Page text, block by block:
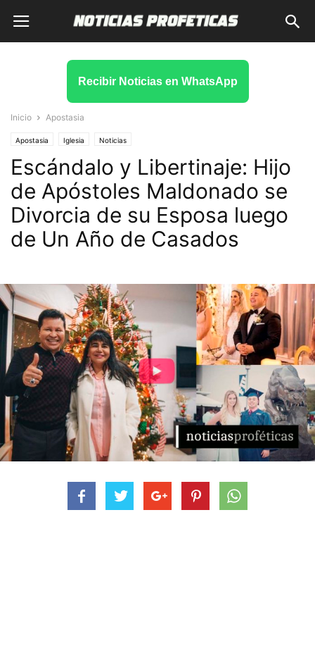
Recibir Noticias en WhatsApp
Inicio Apostasia
Apostasia Iglesia Noticias
Escándalo y Libertinaje: Hijo
de Apóstoles Maldonado se
Divorcia de su Esposa luego
de Un Año de Casados